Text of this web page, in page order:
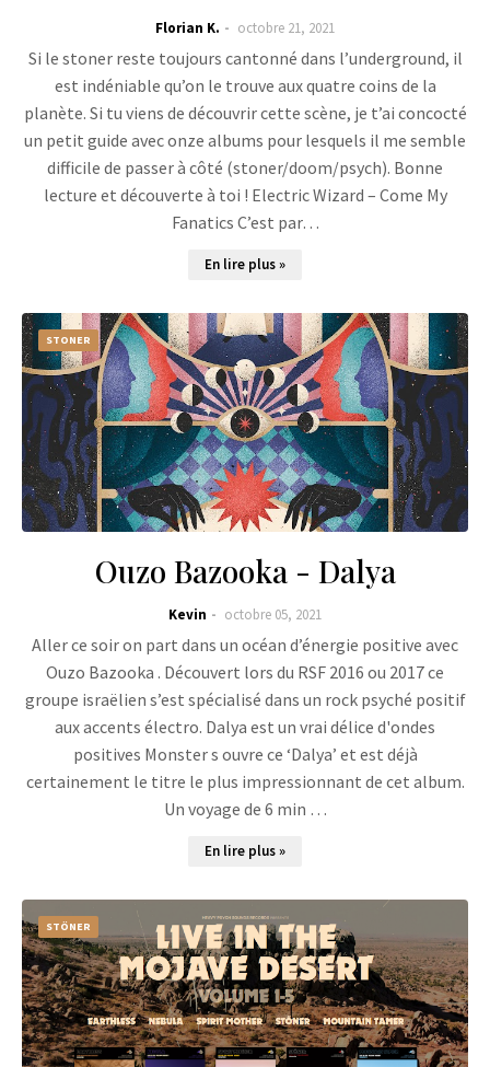
Florian K. octobre 21, 2021
Si le stoner reste toujours cantonné dans l’underground, il
est indéniable qu’on le trouve aux quatre coins de la
planète. Si tu viens de découvrir cette scène, je t’ai concocté
un petit guide avec onze albums pour lesquels il me semble
difficile de passer à côté (stoner/doom/psych). Bonne
lecture et découverte à toi ! Electric Wizard – Come My
Fanatics C’est par…
En lire plus »
STONER
Ouzo Bazooka - Dalya
Kevin octobre 05, 2021
Aller ce soir on part dans un océan d’énergie positive avec
Ouzo Bazooka . Découvert lors du RSF 2016 ou 2017 ce
groupe israëlien s’est spécialisé dans un rock psyché positif
aux accents électro. Dalya est un vrai délice d'ondes
positives Monster s ouvre ce ‘Dalya’ et est déjà
certainement le titre le plus impressionnant de cet album.
Un voyage de 6 min …
En lire plus »
STÖNER